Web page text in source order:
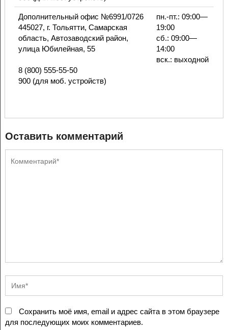
Дополнительный офис №6991/0726
445027, г. Тольятти, Самарская
область, Автозаводский район,
улица Юбилейная, 55
8 (800) 555-55-50
900 (для моб. устройств)
пн.-пт.: 09:00—
19:00
сб.: 09:00—
14:00
вск.: выходной
Оставить комментарий
Сохранить моё имя, email и адрес сайта в этом браузере
для последующих моих комментариев.